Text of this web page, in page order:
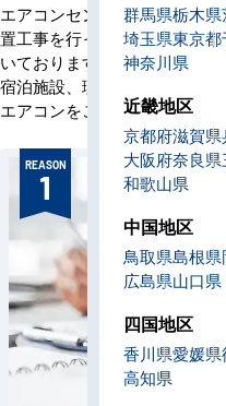
エアコンセンターACは、創
置工事を行っており、これま
いております。オフィス、店
宿泊施設、理美容室など、お
エアコンをご提案いたします
REASON
1
群馬県栃木県
埼玉県東京都
神奈川県
近畿地区
京都府滋賀県
大阪府奈良県
和歌山県
中国地区
鳥取県島根県
広島県山口県
四国地区
香川県愛媛県
高知県